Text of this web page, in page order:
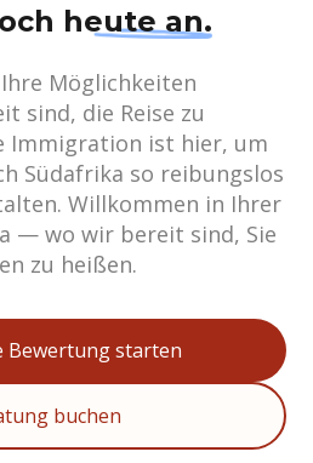
heute an.
Möglichkeiten
sind, die Reise zu
Immigration ist hier, um
Südafrika so reibungslos
Willkommen in Ihrer
— wo wir bereit sind, Sie
zu heißen.
Bewertung starten
buchen